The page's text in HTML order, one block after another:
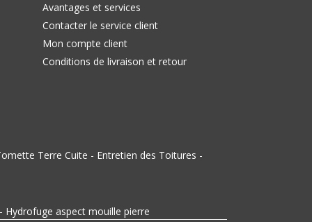
Avantages et services
Contacter le service client
Mon compte client
Conditions de livraison et retour
Terre Cuite - Entretien des Toitures -
- Hydrofuge aspect mouille pierre